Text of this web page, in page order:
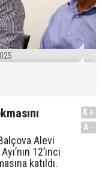
Alevi
12’inci
katıldı.
A+
A-